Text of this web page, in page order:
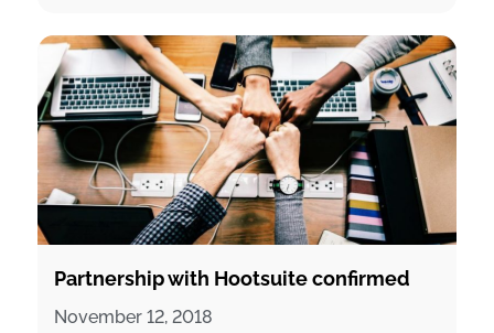
Partnership with Hootsuite confirmed
November 12, 2018